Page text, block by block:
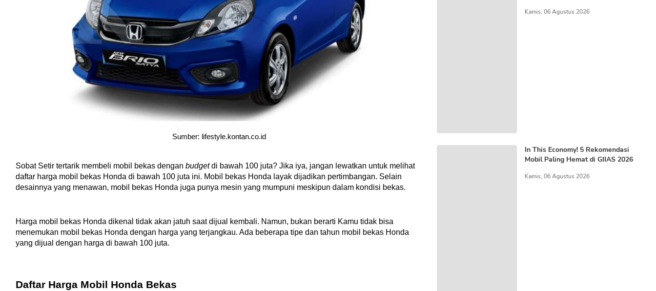
Sumber: lifestyle.kontan.co.id
Sobat Setir tertarik membeli mobil bekas dengan budget di bawah 100 juta? Jika iya, jangan lewatkan untuk melihat
daftar harga mobil bekas Honda di bawah 100 juta ini. Mobil bekas Honda layak dijadikan pertimbangan. Selain
desainnya yang menawan, mobil bekas Honda juga punya mesin yang mumpuni meskipun dalam kondisi bekas.
Harga mobil bekas Honda dikenal tidak akan jatuh saat dijual kembali. Namun, bukan berarti Kamu tidak bisa
menemukan mobil bekas Honda dengan harga yang terjangkau. Ada beberapa tipe dan tahun mobil bekas Honda
yang dijual dengan harga di bawah 100 juta.
Daftar Harga Mobil Honda Bekas
Kamis, 06 Agustus 2026
In This Economy! 5 Rekomendasi
Mobil Paling Hemat di GIIAS 2026
Kamis, 06 Agustus 2026